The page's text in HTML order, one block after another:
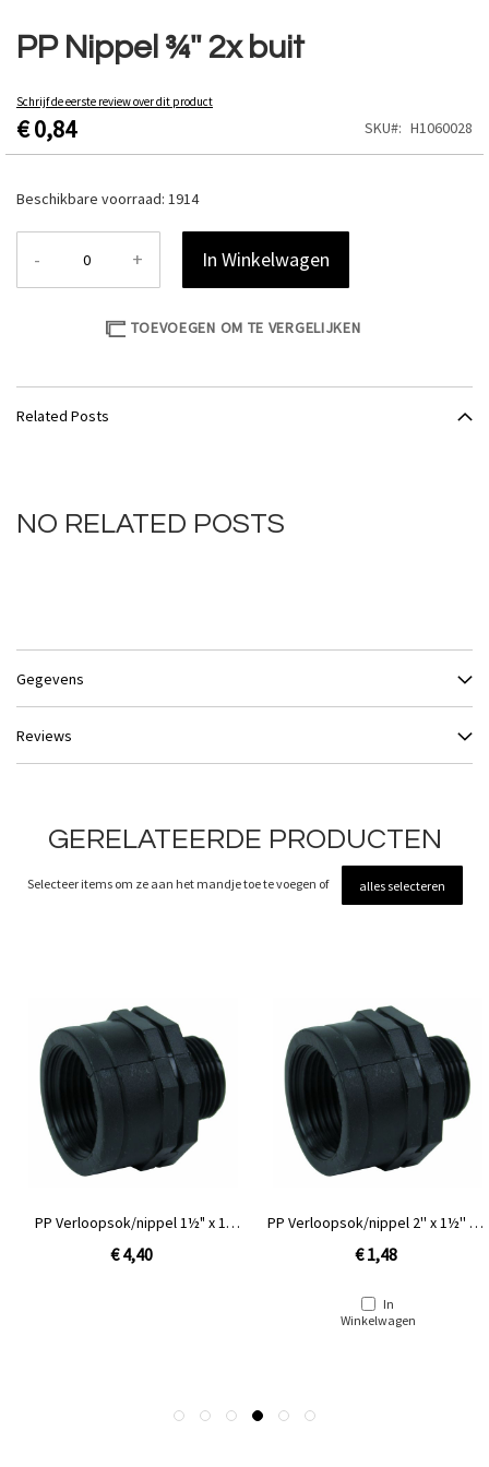
PP Nippel ¾'' 2x buit
Schrijf de eerste review over dit product
€ 0,84 SKU H1060028
Beschikbare voorraad: 1914
- + In Winkelwagen
TOEVOEGEN OM TE VERGELIJKEN
naar
het
van
de
afbeeldingen-
Related Posts
NO RELATED POSTS
Gegevens
Reviews
GERELATEERDE PRODUCTEN
Selecteer items om ze aan het mandje toe te voegen of alles selecteren
PP Verloopsok/nippel 1½" x 1"
€ 4,40
PP Verloopsok/nippel 2'' x 1½'' bin
€ 1,48
In
Winkelwagen